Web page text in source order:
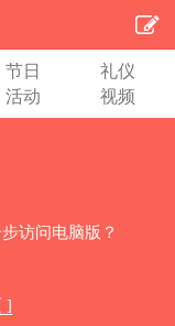
节日
礼仪
活动 视频
访问电脑版？
]